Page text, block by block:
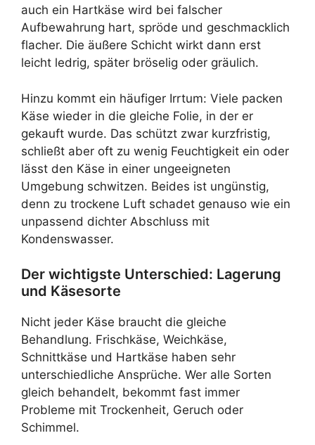
auch ein Hartkäse wird bei falscher
Aufbewahrung hart, spröde und geschmacklich
flacher. Die äußere Schicht wirkt dann erst
leicht ledrig, später bröselig oder gräulich.
Hinzu kommt ein häufiger Irrtum: Viele packen
Käse wieder in die gleiche Folie, in der er
gekauft wurde. Das schützt zwar kurzfristig,
schließt aber oft zu wenig Feuchtigkeit ein oder
lässt den Käse in einer ungeeigneten
Umgebung schwitzen. Beides ist ungünstig,
denn zu trockene Luft schadet genauso wie ein
unpassend dichter Abschluss mit
Kondenswasser.
Der wichtigste Unterschied: Lagerung
und Käsesorte
Nicht jeder Käse braucht die gleiche
Behandlung. Frischkäse, Weichkäse,
Schnittkäse und Hartkäse haben sehr
unterschiedliche Ansprüche. Wer alle Sorten
gleich behandelt, bekommt fast immer
Probleme mit Trockenheit, Geruch oder
Schimmel.